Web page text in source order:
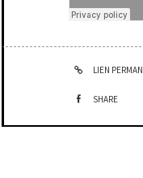
LIEN
SHARE